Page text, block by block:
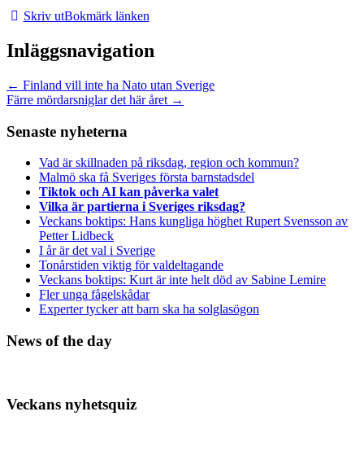
Skriv utBokmärk länken
Inläggsnavigation
← Finland vill inte ha Nato utan Sverige
Färre mördarsniglar det här året →
Senaste nyheterna
Vad är skillnaden på riksdag, region och kommun?
Malmö ska få Sveriges första barnstadsdel
Tiktok och AI kan påverka valet
Vilka är partierna i Sveriges riksdag?
Veckans boktips: Hans kungliga höghet Rupert Svensson av
Petter Lidbeck
I år är det val i Sverige
Tonårstiden viktig för valdeltagande
Veckans boktips: Kurt är inte helt död av Sabine Lemire
Fler unga fågelskådar
Experter tycker att barn ska ha solglasögon
News of the day
Veckans nyhetsquiz